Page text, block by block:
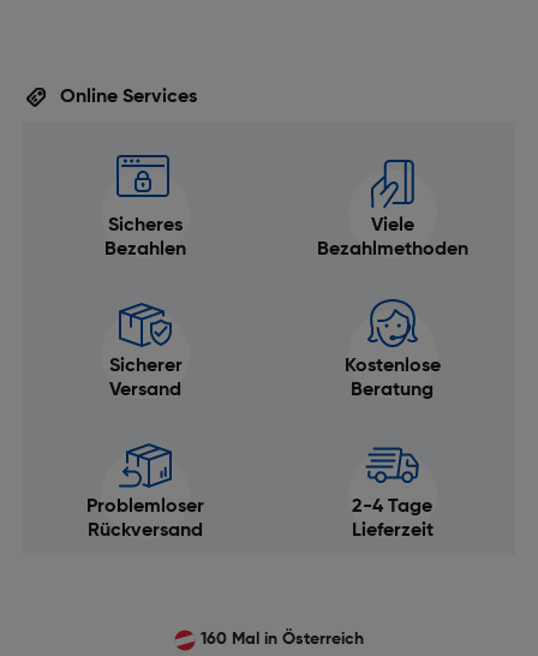
Online Services
Sicheres
Bezahlen
Viele
Bezahlmethoden
Sicherer
Versand
Kostenlose
Beratung
Problemloser
Rückversand
2-4 Tage
Lieferzeit
160 Mal in Österreich